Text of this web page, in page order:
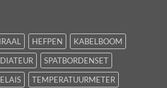
HEFPEN
KABELBOOM
SPATBORDENSET
TEMPERATUURMETER